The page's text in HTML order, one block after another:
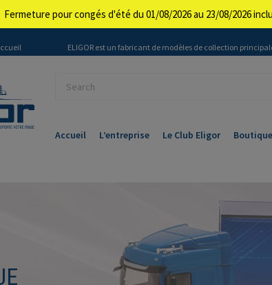
ELIGOR est un fabricant de modèles de collection
Accueil L’entreprise Le Club Eligor Boutique
Fermeture pour congés d'été du 01/08/2026 au 23/08/2026